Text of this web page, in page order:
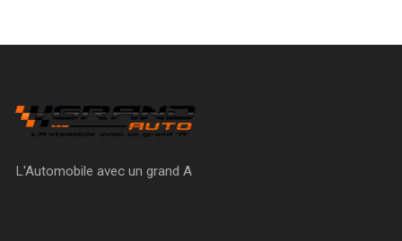
L'Automobile avec un grand A